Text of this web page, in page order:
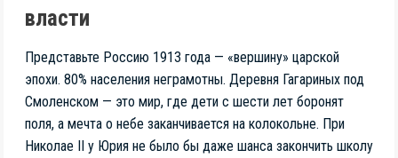
власти
Представьте Россию 1913 года — «вершину» царской
эпохи. 80% населения неграмотны. Деревня Гагариных под
Смоленском — это мир, где дети с шести лет боронят
поля, а мечта о небе заканчивается на колокольне. При
Николае II у Юрия не было бы даже шанса закончить школу